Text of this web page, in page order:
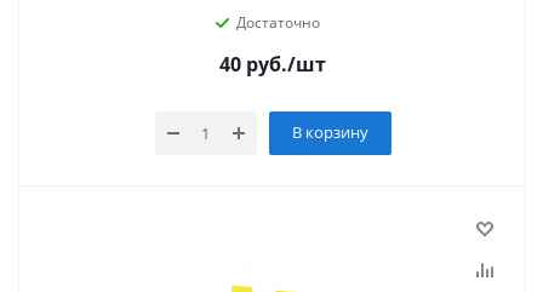
Достаточно
40 руб./шт
В корзину